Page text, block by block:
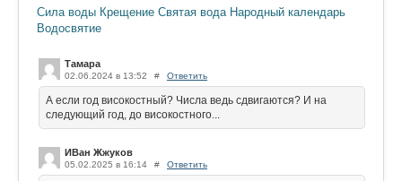
Сила воды Крещение Святая вода Народный календарь
Водосвятие
Тамара
02.06.2024 в 13:52 # Ответить
А если год високостный? Числа ведь сдвигаются? И на
следующий год, до високостного...
ИВан Жжуков
05.02.2025 в 16:14 # Ответить